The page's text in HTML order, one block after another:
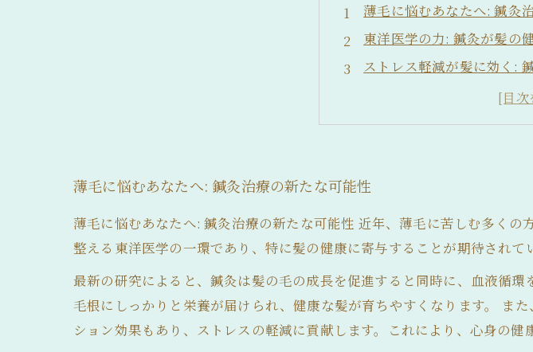
薄毛に悩むあなたへ: 鍼灸
東洋医学の力: 鍼灸が髪の
ストレス軽減が髪に効く:
成功事例から学ぶ: 鍼灸に
薄毛治療の選択肢: 鍼灸が
薄毛に悩むあなたへ: 鍼灸治療の新たな可能性
薄毛に悩むあなたへ: 鍼灸治療の新たな可能性 近年、薄毛に苦しむ多く
整える東洋医学の一環であり、特に髪の健康に寄与することが期待されて
最新の研究によると、鍼灸は髪の毛の成長を促進すると同時に、血液循
毛根にしっかりと栄養が届けられ、健康な髪が育ちやすくなります。 ま
ション効果もあり、ストレスの軽減に貢献します。これにより、心身の健